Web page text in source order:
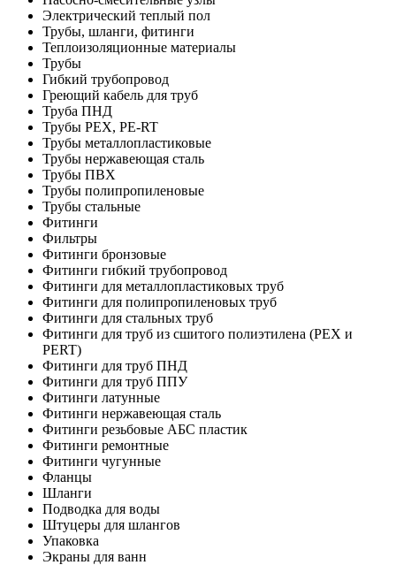
Электрический теплый пол
Трубы, шланги, фитинги
Теплоизоляционные материалы
Трубы
Гибкий трубопровод
Греющий кабель для труб
Труба ПНД
Трубы PEX, PE-RT
Трубы металлопластиковые
Трубы нержавеющая сталь
Трубы ПВХ
Трубы полипропиленовые
Трубы стальные
Фитинги
Фильтры
Фитинги бронзовые
Фитинги гибкий трубопровод
Фитинги для металлопластиковых труб
Фитинги для полипропиленовых труб
Фитинги для стальных труб
Фитинги для труб из сшитого полиэтилена (PEX и
PERT)
Фитинги для труб ПНД
Фитинги для труб ППУ
Фитинги латунные
Фитинги нержавеющая сталь
Фитинги резьбовые АБС пластик
Фитинги ремонтные
Фитинги чугунные
Фланцы
Шланги
Подводка для воды
Штуцеры для шлангов
Упаковка
Экраны для ванн